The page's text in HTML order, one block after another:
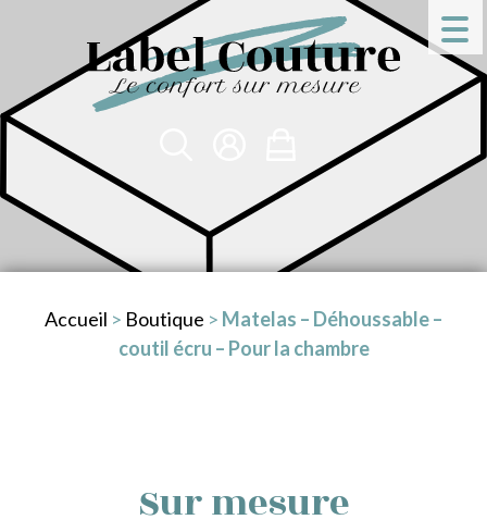
Accueil > Boutique > Matelas – Déhoussable –
coutil écru – Pour la chambre
Sur mesure